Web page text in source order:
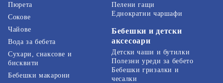
Пюрета
Сокове
Чайове
Вода за бебета
Сухари, снаксове и
бисквити
Бебешки макарони
Пелени гащи
Еднократни чаршафи
Бебешки и детски
аксесоари
Детски чаши и бутилки
Полезни уреди за бебето
Бебешки гризалки и
чесалки